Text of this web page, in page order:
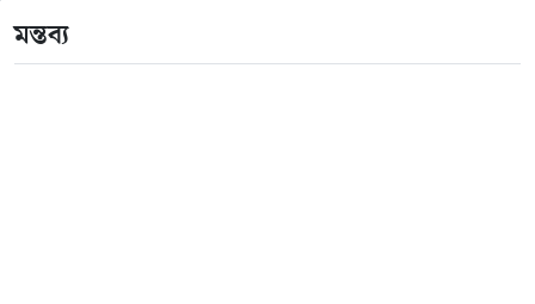
>Пин Ап казино – Официальный сайт Pin Up
মন্তব্য